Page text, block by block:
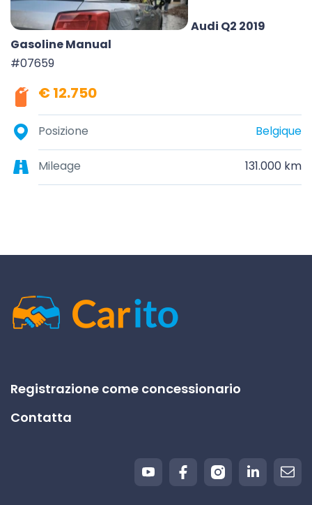
Audi Q2 2019
Gasoline Manual
#07659
€ 12.750
Posizione Belgique
Mileage 131.000 km
Registrazione come concessionario
Contatta